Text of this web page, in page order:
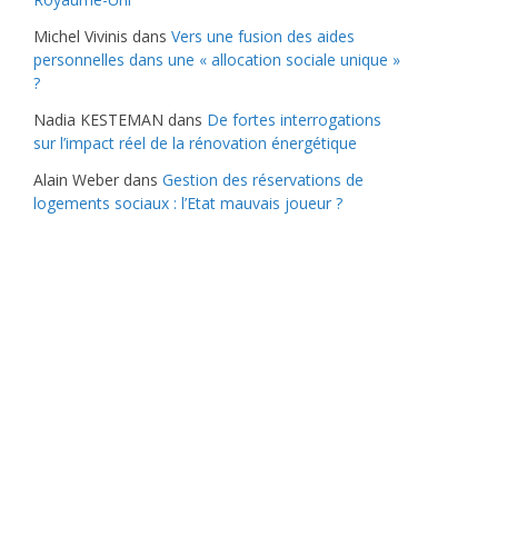
e
s
Michel Vivinis dans Vers une fusion des aides
personnelles dans une « allocation sociale unique »
?
Nadia KESTEMAN dans De fortes interrogations
sur l’impact réel de la rénovation énergétique
Alain Weber dans Gestion des réservations de
logements sociaux : l’Etat mauvais joueur ?